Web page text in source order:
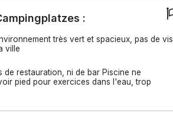
:
très vert et spacieux, pas de vis
ville
de restauration, ni de bar Piscine ne
pied pour exercices dans l'eau, trop